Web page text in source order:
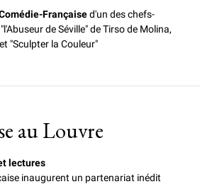
Françaised'un des chefs-
de Séville" de Tirso de Molina,
"Sculpter la Couleur"
au Louvre
lectures
inaugurent un partenariat inédit